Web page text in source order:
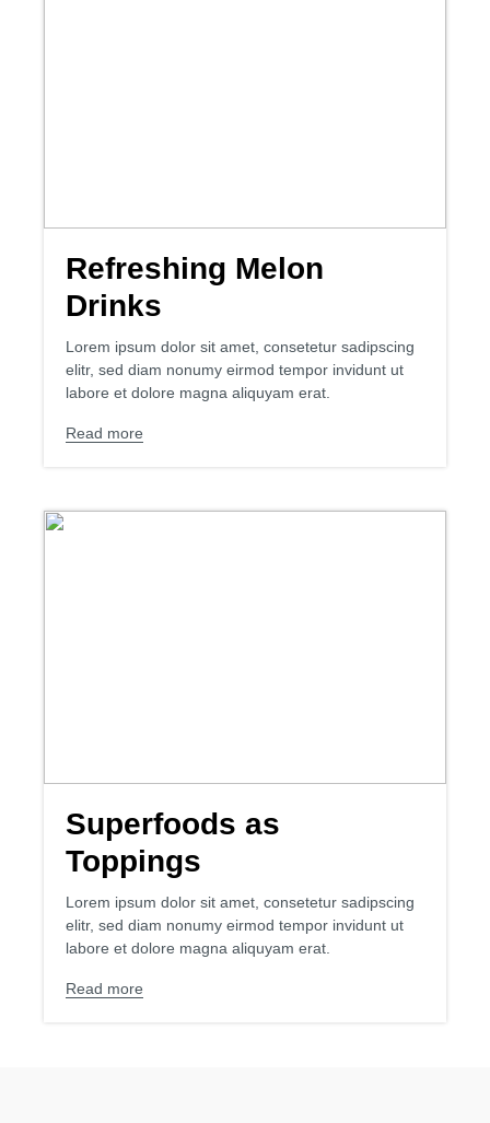
Refreshing Melon
Drinks
Lorem ipsum dolor sit amet, consetetur sadipscing
elitr, sed diam nonumy eirmod tempor invidunt ut
labore et dolore magna aliquyam erat.
Read more
Superfoods as
Toppings
Lorem ipsum dolor sit amet, consetetur sadipscing
elitr, sed diam nonumy eirmod tempor invidunt ut
labore et dolore magna aliquyam erat.
Read more